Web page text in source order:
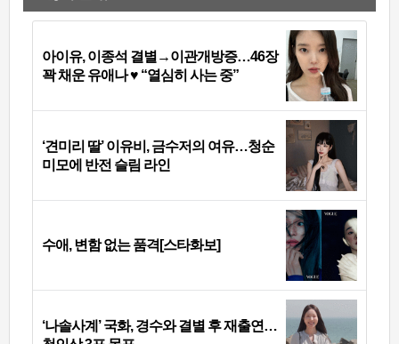
아이유, 이종석 결별→이관개방증…46장
꽉 채운 유애나 ♥ “열심히 사는 중”
‘견미리 딸’ 이유비, 금수저의 여유…청순
미모에 반전 슬림 라인
수애, 변함 없는 품격[스타화보]
‘나솔사계’ 국화, 경수와 결별 후 재출연…